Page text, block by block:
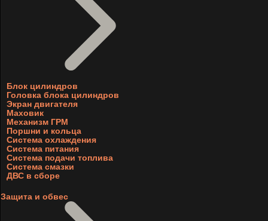
Блок цилиндров
Головка блока цилиндров
Экран двигателя
Маховик
Механизм ГРМ
Поршни и кольца
Система охлаждения
Система питания
Система подачи топлива
Система смазки
ДВС в сборе
Защита и обвес